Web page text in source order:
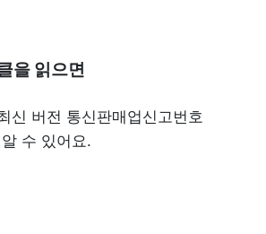
을 읽으면
신 버전 통신판매업신고번호
수 있어요.